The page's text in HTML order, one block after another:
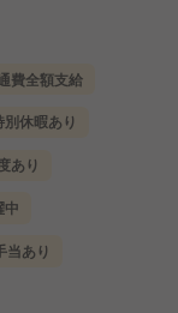
費全額支給
別休暇あり
あり
中
当あり